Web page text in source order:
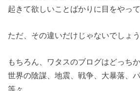
起きて欲しいことばかりに目をやって
ただ、その違いだけじゃないでしょう
もちろん、ワタスのブログはどっち
世界の陰謀、地震、戦争、大暴落、パ
等々。